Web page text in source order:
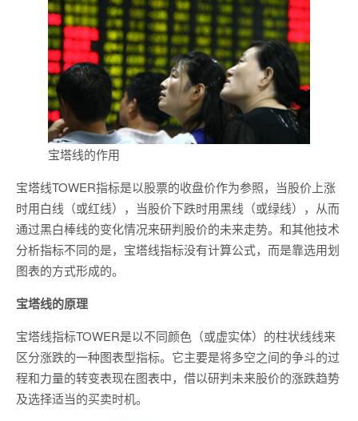
宝塔线的作用
宝塔线TOWER指标是以股票的收盘价作为参照，当股价上涨
时用白线（或红线），当股价下跌时用黑线（或绿线），从而
通过黑白棒线的变化情况来研判股价的未来走势。和其他技术
分析指标不同的是，宝塔线指标没有计算公式，而是靠选用划
图表的方式形成的。
宝塔线的原理
宝塔线指标TOWER是以不同颜色（或虚实体）的柱状线线来
区分涨跌的一种图表型指标。它主要是将多空之间的争斗的过
程和力量的转变表现在图表中，借以研判未来股价的涨跌趋势
及选择适当的买卖时机。